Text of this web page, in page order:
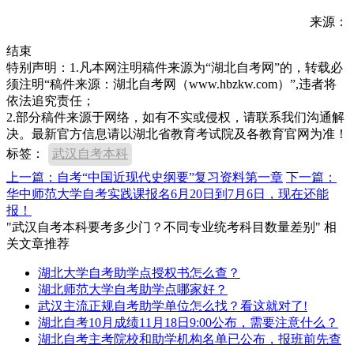
来源：
结束
特别声明：1.凡本网注明稿件来源为“湖北自考网”的，转载必
须注明“稿件来源：湖北自考网（www.hbzkw.com）”,违者将
依法追究责任；
2.部分稿件来源于网络，如有不实或侵权，请联系我们沟通解
决。最新官方信息请以湖北省教育考试院及各教育官网为准！
标签：
武汉自考本科
上一篇：自考“中国近现代史纲要”复习资料第一章 下一篇：
华中师范大学自考实践课报名6月20日到7月6日，现在还能
报！
"武汉自考本科要考多少门？不同专业统考科目数量差别" 相
关文章推荐
湖北大学自考助学点授权书怎么查？
湖北师范大学自考助学点哪家好？
武汉主流正规自考助学单位怎么找？看这就对了!
湖北自考10月成绩11月18日9:00公布，需要注意什么？
湖北自考主考院校和助学机构名单已公布，报班前先查